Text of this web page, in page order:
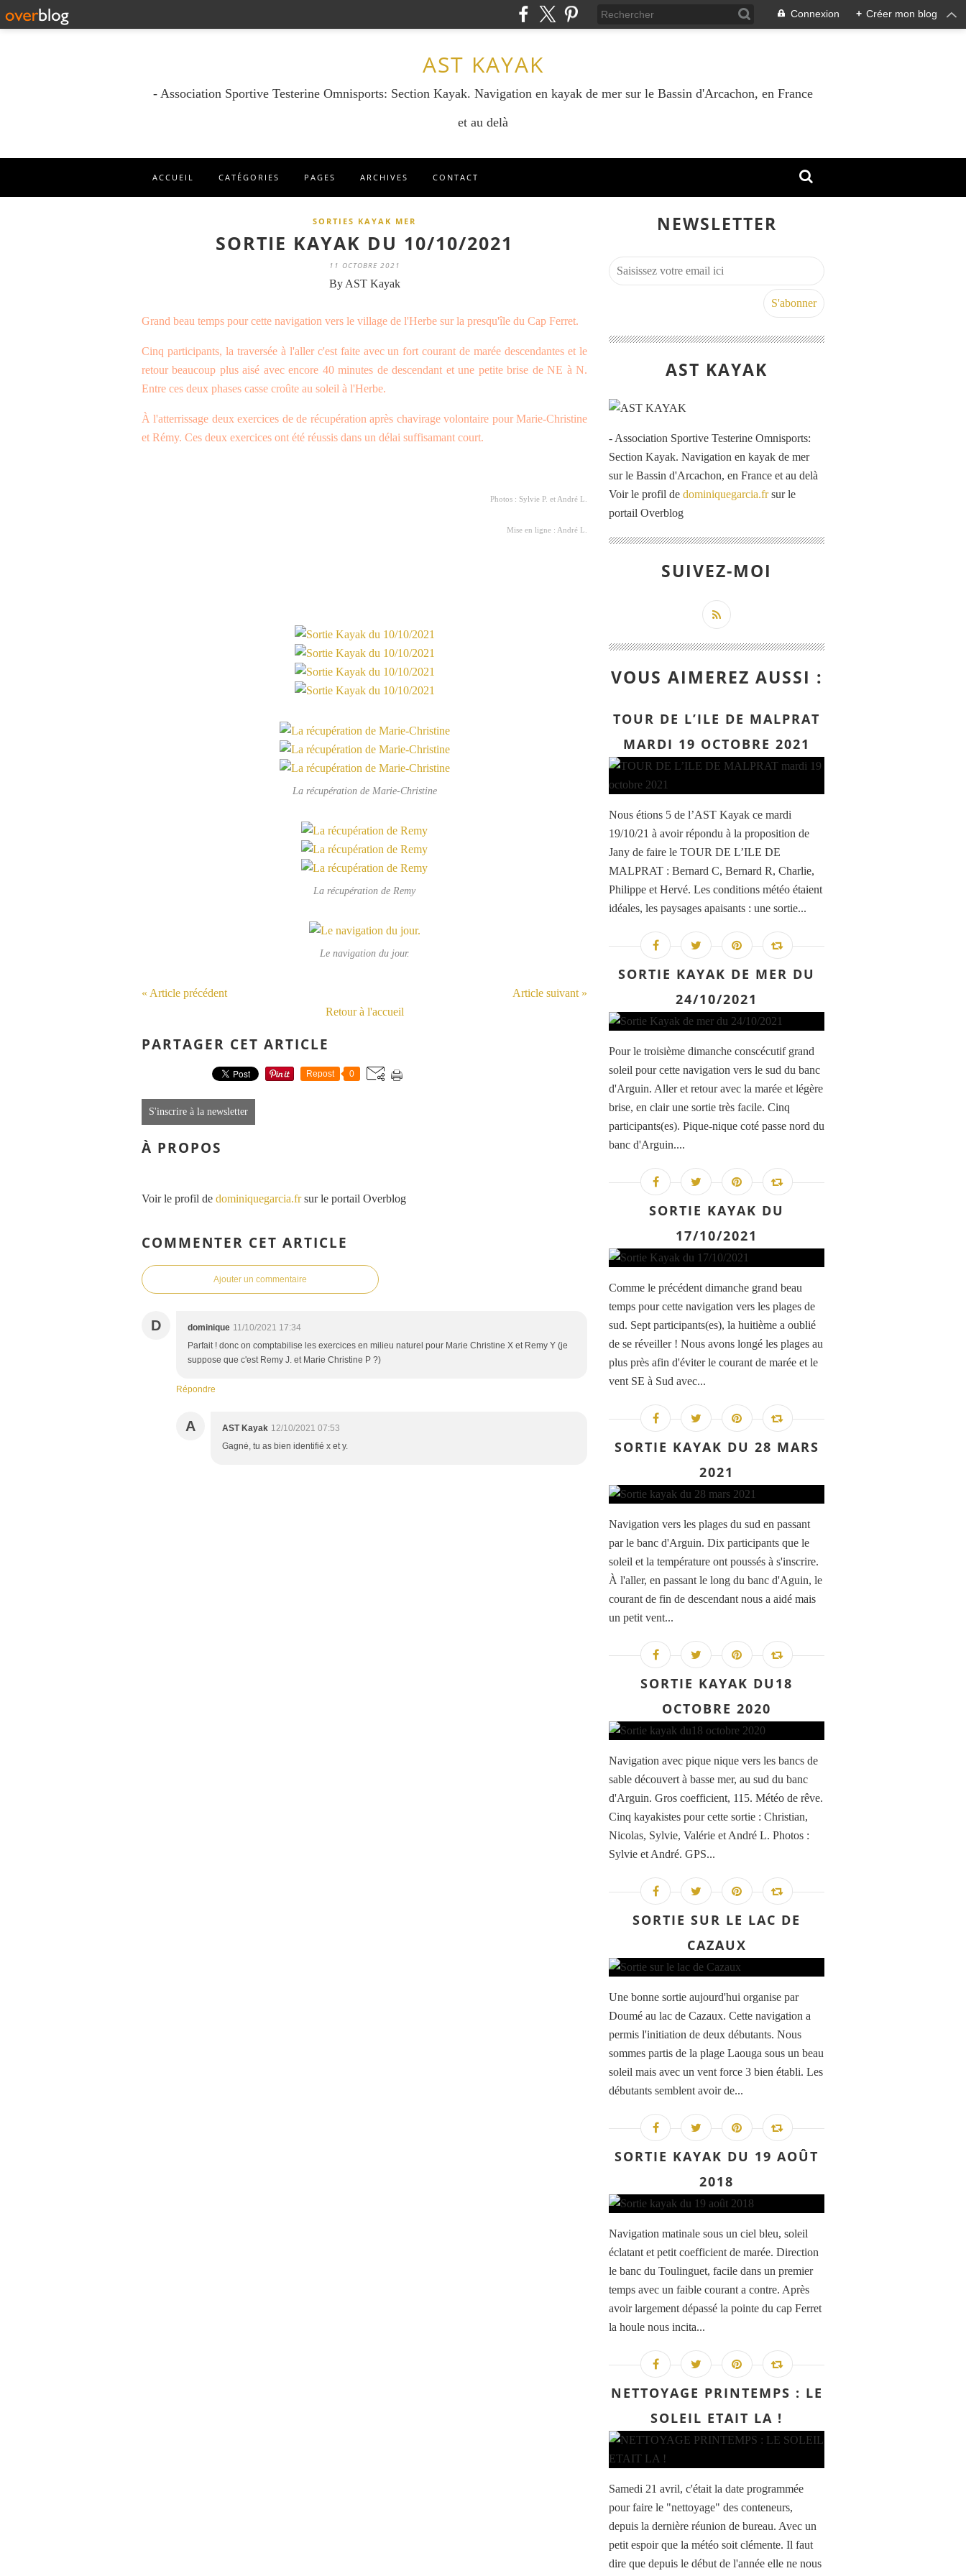
Connexion + Créer mon blog
AST KAYAK
- Association Sportive Testerine Omnisports: Section Kayak. Navigation en kayak de mer sur le Bassin d'Arcachon, en France
et au delà
ACCUEIL CATÉGORIES PAGES ARCHIVES CONTACT
SORTIES KAYAK MER
SORTIE KAYAK DU 10/10/2021
11 OCTOBRE 2021
By AST Kayak
Grand beau temps pour cette navigation vers le village de l'Herbe sur la presqu'île du Cap Ferret.
Cinq participants, la traversée à l'aller c'est faite avec un fort courant de marée descendantes et le
retour beaucoup plus aisé avec encore 40 minutes de descendant et une petite brise de NE à N.
Entre ces deux phases casse croûte au soleil à l'Herbe.
À l'atterrissage deux exercices de de récupération après chavirage volontaire pour Marie-Christine
et Rémy. Ces deux exercices ont été réussis dans un délai suffisamant court.
Photos : Sylvie P. et André L.
Mise en ligne : André L.
La récupération de Marie-Christine
La récupération de Remy
Le navigation du jour.
« Article précédent
Article suivant »
Retour à l'accueil
PARTAGER CET ARTICLE
Repost 0
S'inscrire à la newsletter
À PROPOS
Voir le profil de dominiquegarcia.frsur le portail Overblog
COMMENTER CET ARTICLE
Ajouter un commentaire
D dominique 11/10/2021 17:34
Parfait ! donc on comptabilise les exercices en milieu naturel pour Marie Christine X et Remy Y (je
suppose que c'est Remy J. et Marie Christine P ?)
Répondre
A AST Kayak 12/10/2021 07:53
Gagnė, tu as bien identifié x et y.
NEWSLETTER
AST KAYAK
- Association Sportive Testerine Omnisports:
Section Kayak. Navigation en kayak de mer
sur le Bassin d'Arcachon, en France et au delà
Voir le profil de dominiquegarcia.frsur le
portail Overblog
SUIVEZ-MOI
VOUS AIMEREZ AUSSI :
TOUR DE L’ILE DE MALPRAT
MARDI 19 OCTOBRE 2021
Nous étions 5 de l’AST Kayak ce mardi
19/10/21 à avoir répondu à la proposition de
Jany de faire le TOUR DE L’ILE DE
MALPRAT : Bernard C, Bernard R, Charlie,
Philippe et Hervé. Les conditions météo étaient
idéales, les paysages apaisants : une sortie...
SORTIE KAYAK DE MER DU
24/10/2021
Pour le troisième dimanche conscécutif grand
soleil pour cette navigation vers le sud du banc
d'Arguin. Aller et retour avec la marée et légère
brise, en clair une sortie très facile. Cinq
participants(es). Pique-nique coté passe nord du
banc d'Arguin....
SORTIE KAYAK DU
17/10/2021
Comme le précédent dimanche grand beau
temps pour cette navigation vers les plages de
sud. Sept participants(es), la huitième a oublié
de se réveiller ! Nous avons longé les plages au
plus près afin d'éviter le courant de marée et le
vent SE à Sud avec...
SORTIE KAYAK DU 28 MARS
2021
Navigation vers les plages du sud en passant
par le banc d'Arguin. Dix participants que le
soleil et la température ont poussés à s'inscrire.
À l'aller, en passant le long du banc d'Aguin, le
courant de fin de descendant nous a aidé mais
un petit vent...
SORTIE KAYAK DU18
OCTOBRE 2020
Navigation avec pique nique vers les bancs de
sable découvert à basse mer, au sud du banc
d'Arguin. Gros coefficient, 115. Météo de rêve.
Cinq kayakistes pour cette sortie : Christian,
Nicolas, Sylvie, Valérie et André L. Photos :
Sylvie et André. GPS...
SORTIE SUR LE LAC DE
CAZAUX
Une bonne sortie aujourd'hui organise par
Doumé au lac de Cazaux. Cette navigation a
permis l'initiation de deux débutants. Nous
sommes partis de la plage Laouga sous un beau
soleil mais avec un vent force 3 bien établi. Les
débutants semblent avoir de...
SORTIE KAYAK DU 19 AOÛT
2018
Navigation matinale sous un ciel bleu, soleil
éclatant et petit coefficient de marée. Direction
le banc du Toulinguet, facile dans un premier
temps avec un faible courant a contre. Après
avoir largement dépassé la pointe du cap Ferret
la houle nous incita...
NETTOYAGE PRINTEMPS : LE
SOLEIL ETAIT LA !
Samedi 21 avril, c'était la date programmée
pour faire le "nettoyage" des conteneurs,
depuis la dernière réunion de bureau. Avec un
petit espoir que la météo soit clémente. Il faut
dire que depuis le début de l'année elle ne nous